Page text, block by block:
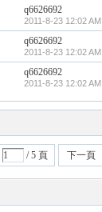
q6626692
2011-8-23 12:02 AM
q6626692
2011-8-23 12:02 AM
q6626692
2011-8-23 12:02 AM
/ 5 頁 下一頁